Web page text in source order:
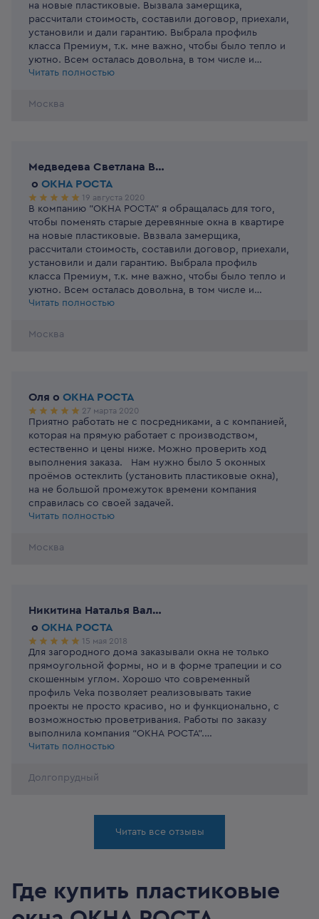
на новые пластиковые. Вызвала замерщика,
рассчитали стоимость, составили договор, приехали,
установили и дали гарантию. Выбрала профиль
класса Премиум, т.к. мне важно, чтобы было тепло и
уютно. Всем осталась довольна, в том числе и
доступной ценой.
Читать полностью
Москва
Медведева Светлана Владимировна
o ОКНА РОСТА
19 августа 2020
В компанию "ОКНА РОСТА" я обращалась для того,
чтобы поменять старые деревянные окна в квартире
на новые пластиковые. Ввзвала замерщика,
рассчитали стоимость, составили договор, приехали,
установили и дали гарантию. Выбрала профиль
класса Премиум, т.к. мне важно, чтобы было тепло и
уютно. Всем осталась довольна, в том числе и
доступной ценой.
Читать полностью
Москва
Оля o ОКНА РОСТА
27 марта 2020
Приятно работать не с посредниками, а с компанией,
которая на прямую работает с производством,
естественно и цены ниже. Можно проверить ход
выполнения заказа. Нам нужно было 5 оконных
проёмов остеклить (установить пластиковые окна),
на не большой промежуток времени компания
справилась со своей задачей.
Читать полностью
Москва
Никитина Наталья Валерьевна
o ОКНА РОСТА
15 мая 2018
Для загородного дома заказывали окна не только
прямоугольной формы, но и в форме трапеции и со
скошенным углом. Хорошо что современный
профиль Veka позволяет реализовывать такие
проекты не просто красиво, но и функционально, с
возможностью проветривания. Работы по заказу
выполнила компания “ОКНА РОСТА”.
Профессиональный подход к делу, хорошая работа с
аккуратная работа монтажников .
Читать полностью
Долгопрудный
Читать все отзывы
Где купить пластиковые